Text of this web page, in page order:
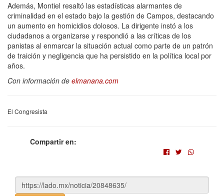
Además, Montiel resaltó las estadísticas alarmantes de
criminalidad en el estado bajo la gestión de Campos, destacando
un aumento en homicidios dolosos. La dirigente instó a los
ciudadanos a organizarse y respondió a las críticas de los
panistas al enmarcar la situación actual como parte de un patrón
de traición y negligencia que ha persistido en la política local por
años.
Con información de elmanana.com
El Congresista
Compartir en: